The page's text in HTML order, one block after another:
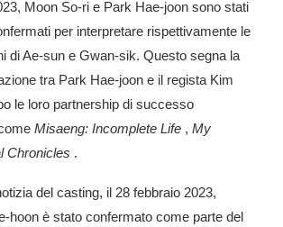
Moon So-ri e Park Hae-joon sono stati
per interpretare rispettivamente le
di Ae-sun e Gwan-sik. Questo segna la
tra Park Hae-joon e il regista Kim
le loro partnership di successo
Misaeng: Incomplete Life , My
​​Chronicles .
del casting, il 28 febbraio 2023,
hoon è stato confermato come parte del